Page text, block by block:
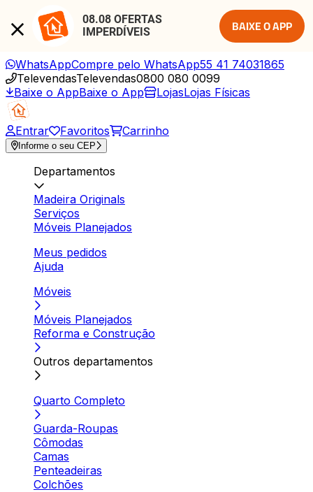
08.08 OFERTAS
IMPERDÍVEIS
BAIXE O APP
WhatsAppCompre pelo WhatsApp55 41 74031865
TelevendasTelevendas0800 080 0099
Baixe o AppBaixe o App LojasLojas Físicas
Entrar Favoritos Carrinho
Informe o seu CEP
Departamentos
Madeira Originals
Serviços
Móveis Planejados
Meus pedidos
Ajuda
Móveis
Móveis Planejados
Reforma e Construção
Outros departamentos
Quarto Completo
Guarda-Roupas
Cômodas
Camas
Penteadeiras
Colchões